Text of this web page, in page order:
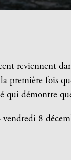
reviennent
la première fois
qui démontre
vendredi 8